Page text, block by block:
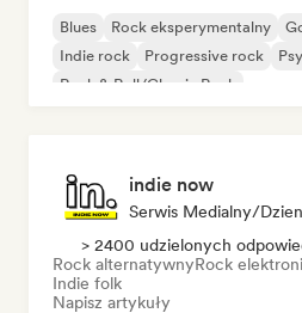
Blues Rock eksperymentalny
Indie rock
Progressive rock
Rock & Roll/Classic Rock
indie now
Serwis Medialny/
> 2400 udzielonych
Rock alternatywnyRock
Indie folk
Napisz artykuły